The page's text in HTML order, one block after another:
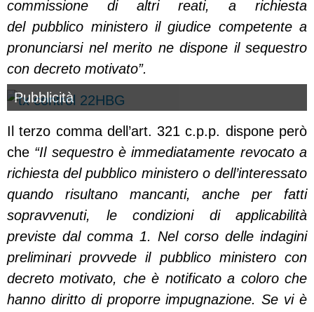
commissione di altri reati, a richiesta
del pubblico ministero il giudice competente a
pronunciarsi nel merito ne dispone il sequestro
con decreto motivato”.
Pubblicità
Il terzo comma dell’art. 321 c.p.p. dispone però
che “Il sequestro è immediatamente revocato a
richiesta del pubblico ministero o dell’interessato
quando risultano mancanti, anche per fatti
sopravvenuti, le condizioni di applicabilità
previste dal comma 1. Nel corso delle indagini
preliminari provvede il pubblico ministero con
decreto motivato, che è notificato a coloro che
hanno diritto di proporre impugnazione. Se vi è